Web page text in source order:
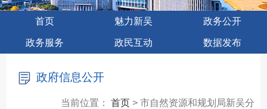
首页 魅力新吴 政务公开
政务服务 政民互动 数据发布
政府信息公开
当前位置： 首页> 市自然资源和规划局新吴分